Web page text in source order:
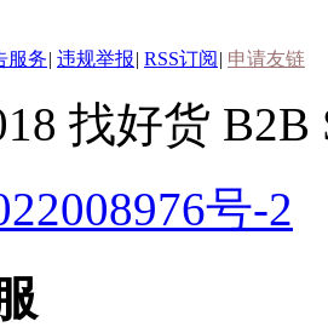
服务| 违规举报| RSS订阅 | 申请友链
找好货 B2B
号-2